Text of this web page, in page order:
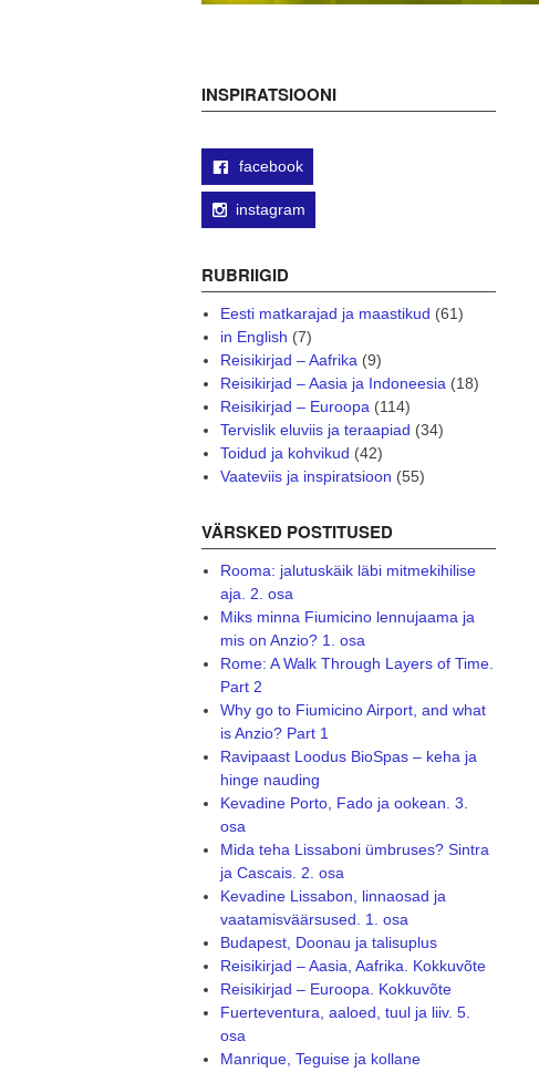
INSPIRATSIOONI
facebook
instagram
RUBRIIGID
Eesti matkarajad ja maastikud (61)
in English (7)
Reisikirjad – Aafrika(9)
Reisikirjad – Aasia ja Indoneesia(18)
Reisikirjad – Euroopa(114)
Tervislik eluviis ja teraapiad (34)
Toidud ja kohvikud (42)
Vaateviis ja inspiratsioon (55)
VÄRSKED POSTITUSED
Rooma: jalutuskäik läbi mitmekihilise
aja. 2. osa
Miks minna Fiumicino lennujaama ja
mis on Anzio? 1. osa
Rome: A Walk Through Layers of Time.
Part 2
Why go to Fiumicino Airport, and what
is Anzio? Part 1
Ravipaast Loodus BioSpas – keha ja
hinge nauding
Kevadine Porto, Fado ja ookean. 3.
osa
Mida teha Lissaboni ümbruses? Sintra
ja Cascais. 2. osa
Kevadine Lissabon, linnaosad ja
vaatamisväärsused. 1. osa
Budapest, Doonau ja talisuplus
Reisikirjad – Aasia, Aafrika. Kokkuvõte
Reisikirjad – Euroopa. Kokkuvõte
Fuerteventura, aaloed, tuul ja liiv. 5.
osa
Manrique, Teguise ja kollane